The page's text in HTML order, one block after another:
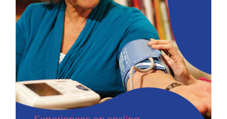
SERVICIOS
APOYO I+D+I
NOTICIAS